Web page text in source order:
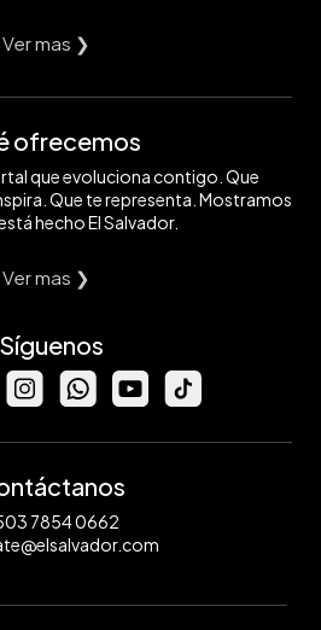
Ver mas ❯
ofrecemos
que evoluciona contigo. Que
Que te representa. Mostramos
hecho El Salvador.
Ver mas ❯
Síguenos
7854 0662